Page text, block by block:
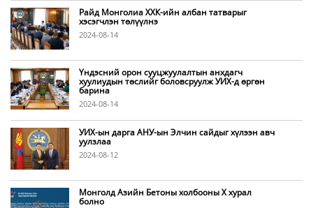
Райд Монголиа ХХК-ийн албан татварыг
хэсэгчлэн төлүүлнэ
2024-08-14
Үндэсний орон сууцжуулалтын анхдагч
хуулиудын төслийг боловсруулж УИХ-д өргөн
барина
2024-08-14
УИХ-ын дарга АНУ-ын Элчин сайдыг хүлээн авч
уулзлаа
2024-08-12
Монголд Азийн Бетоны холбооны X хурал
болно